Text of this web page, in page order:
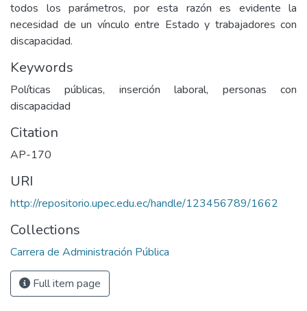
todos los parámetros, por esta razón es evidente la
necesidad de un vínculo entre Estado y trabajadores con
discapacidad.
Keywords
Políticas públicas, inserción laboral, personas con
discapacidad
Citation
AP-170
URI
http://repositorio.upec.edu.ec/handle/123456789/1662
Collections
Carrera de Administración Pública
Full item page